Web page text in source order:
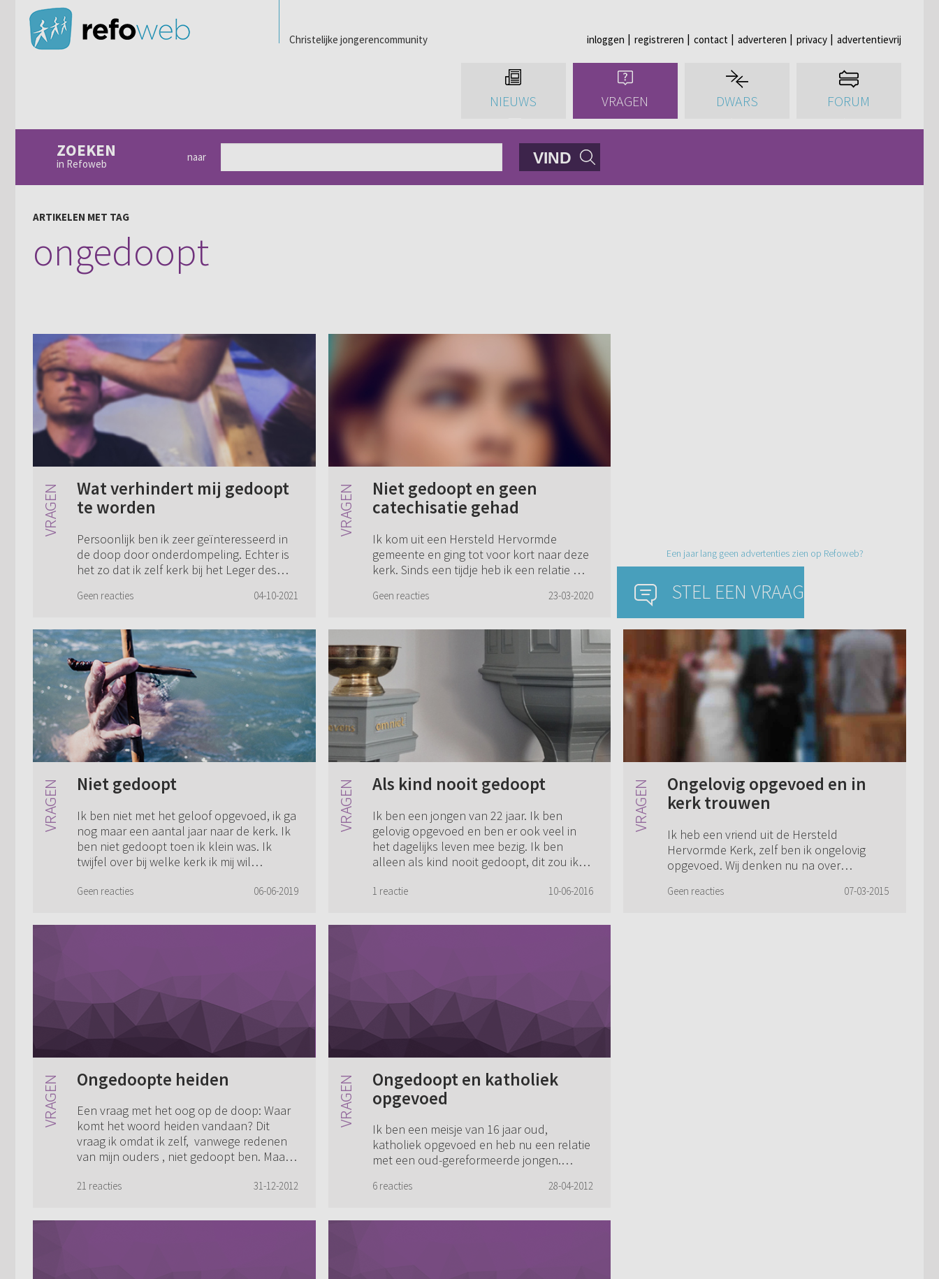
Christelijke jongerencommunity inloggen registreren contact adverteren privacy advertentievrij
NIEUWS VRAGEN DWARS FORUM
ZOEKEN
in Refoweb
naar VIND
ARTIKELEN MET TAG
ongedoopt
Wat verhindert mij gedoopt
te worden
Persoonlijk ben ik zeer geïnteresseerd in
de doop door onderdompeling. Echter is
het zo dat ik zelf kerk bij het Leger des
ben dus nog niet gedoopt. Nu is he...
Geen reacties 04-10-2021
Niet gedoopt en geen
catechisatie gehad
Ik kom uit een Hersteld Hervormde
gemeente en ging tot voor kort naar deze
kerk. Sinds een tijdje heb ik een relatie met
dat ik met hem mee naar de kerk zou g...
Geen reacties 23-03-2020
Een jaar lang geen advertenties zien op Refoweb?
STEL EEN VRAAG
Niet gedoopt
Ik ben niet met het geloof opgevoed, ik ga
nog maar een aantal jaar naar de kerk. Ik
ben niet gedoopt toen ik klein was. Ik
twijfel over bij welke kerk ik mij wil
Geen reacties 06-06-2019
Als kind nooit gedoopt
Ik ben een jongen van 22 jaar. Ik ben
gelovig opgevoed en ben er ook veel in
het dagelijks leven mee bezig. Ik ben
alleen als kind nooit gedoopt, dit zou ik
o...
1 reactie 10-06-2016
Ongelovig opgevoed en in
kerk trouwen
Ik heb een vriend uit de Hersteld
Hervormde Kerk, zelf ben ik ongelovig
opgevoed. Wij denken nu na over
ik interessant en ik ga ook regelmatig mee
Geen reacties 07-03-2015
Ongedoopte heiden
Een vraag met het oog op de doop: Waar
komt het woord heiden vandaan? Dit
vraag ik omdat ik zelf, vanwege redenen
van mijn ouders , niet gedoopt ben. Maar
21 reacties 31-12-2012
Ongedoopt en katholiek
opgevoed
Ik ben een meisje van 16 jaar oud,
katholiek opgevoed en heb nu een relatie
met een oud-gereformeerde jongen.
gedoopt, maar ik zit er al anderhalf jaar
6 reacties 28-04-2012